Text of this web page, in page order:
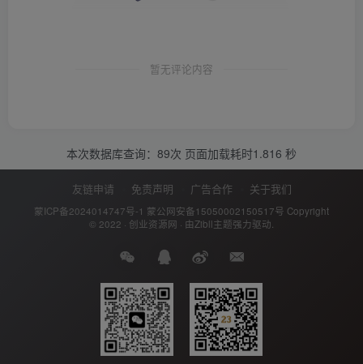
暂无评论内容
本次数据库查询：89次 页面加载耗时1.816 秒
友链申请 免责声明 广告合作 关于我们
蒙ICP备2024014747号-1 蒙公网安备15050002150517号 Copyright
© 2022 · 创业资源网 · 由Zibll主题强力驱动.